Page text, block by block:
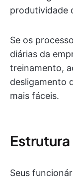
produtividade
Se os
diárias da
treinamento,
desligamento
mais fáceis.
Seus